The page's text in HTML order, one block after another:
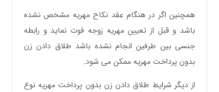
همچنین اگر در هنگام عقد نکاح مهریه مشخص نشده
باشد و قبل از تعیین مهریه زوجه فوت نماید و رابطه
جنسی بین طرفین انجام نشده باشد طلاق دادن زن
بدون پرداخت مهریه ممکن می شود.
از دیگر شرایط طلاق دادن زن بدون پرداخت مهریه نوع